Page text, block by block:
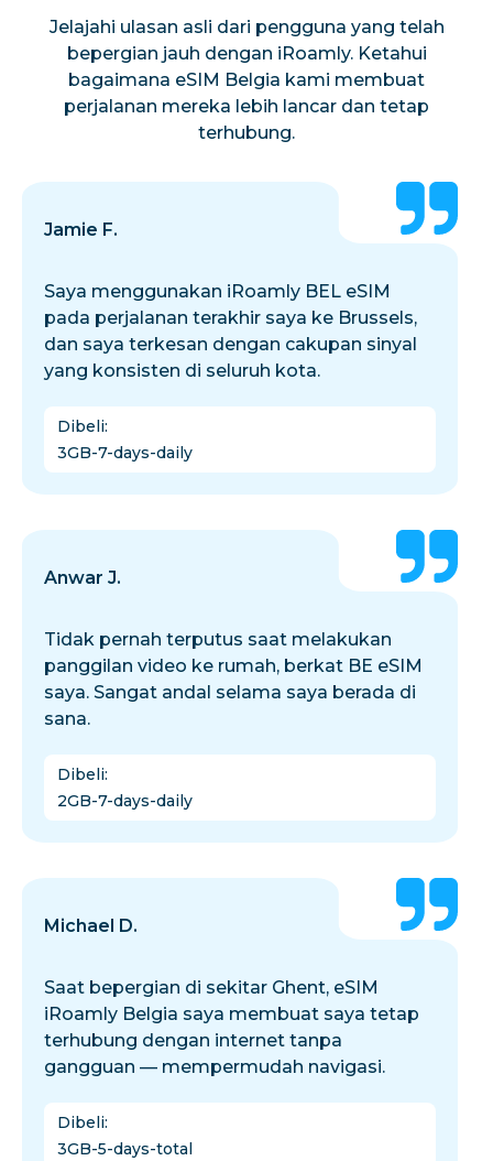
Jelajahi ulasan asli dari pengguna yang telah
bepergian jauh dengan iRoamly. Ketahui
bagaimana eSIM Belgia kami membuat
perjalanan mereka lebih lancar dan tetap
terhubung.
Jamie F.
Saya menggunakan iRoamly BEL eSIM
pada perjalanan terakhir saya ke Brussels,
dan saya terkesan dengan cakupan sinyal
yang konsisten di seluruh kota.
Dibeli:
3GB-7-days-daily
Anwar J.
Tidak pernah terputus saat melakukan
panggilan video ke rumah, berkat BE eSIM
saya. Sangat andal selama saya berada di
sana.
Dibeli:
2GB-7-days-daily
Michael D.
Saat bepergian di sekitar Ghent, eSIM
iRoamly Belgia saya membuat saya tetap
terhubung dengan internet tanpa
gangguan — mempermudah navigasi.
Dibeli:
3GB-5-days-total